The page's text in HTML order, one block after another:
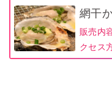
網干
販売内
クセス